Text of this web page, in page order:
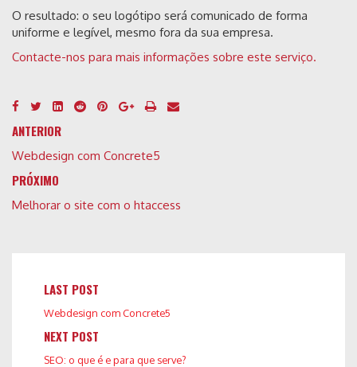
O resultado: o seu logótipo será comunicado de forma
uniforme e legível, mesmo fora da sua empresa.
Contacte-nos para mais informações sobre este serviço.
ANTERIOR
Webdesign com Concrete5
PRÓXIMO
Melhorar o site com o htaccess
LAST POST
Webdesign com Concrete5
NEXT POST
SEO: o que é e para que serve?